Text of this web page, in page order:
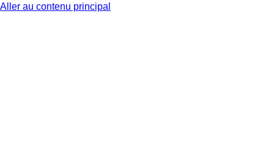
Aller au contenu principal